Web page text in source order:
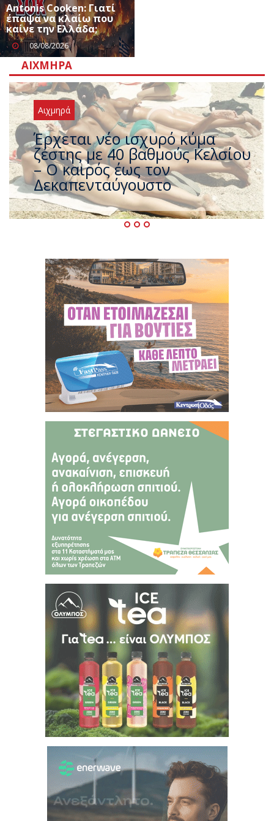
Antonis Cooken: Γιατί
έπαψα να κλαίω που
καίνε την Ελλάδα;
08/08/2026
ΑΙΧΜΗΡΆ
Αιχμηρά
Άφαντος ο Τσίπρας… την ώρα
που η χώρα καίγεται